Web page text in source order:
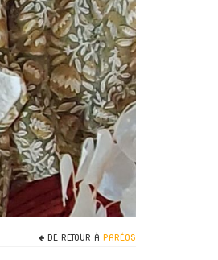
DE RETOUR À PARÉOS